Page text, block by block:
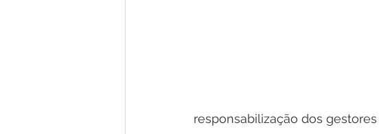
responsabilização dos